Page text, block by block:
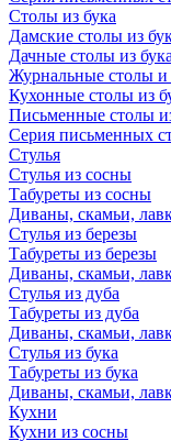
Столы из бука
Дамские столы из
Дачные столы из бука
Журнальные столы и
Кухонные столы из
Письменные столы
Серия письменных
Стулья
Стулья из сосны
Табуреты из сосны
Диваны, скамьи,
Стулья из березы
Табуреты из березы
Диваны, скамьи,
Стулья из дуба
Табуреты из дуба
Диваны, скамьи,
Стулья из бука
Табуреты из бука
Диваны, скамьи,
Кухни
Кухни из сосны